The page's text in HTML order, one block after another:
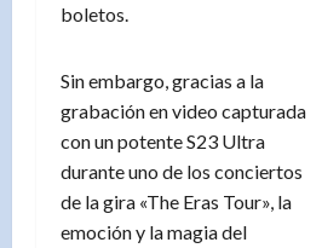
boletos.
Sin embargo, gracias a la
grabación en video capturada
con un potente S23 Ultra
durante uno de los conciertos
de la gira «The Eras Tour», la
emoción y la magia del